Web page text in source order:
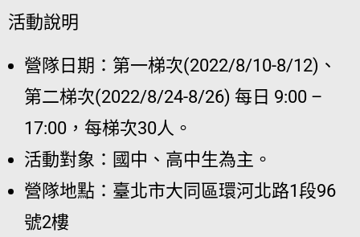
活動說明
營隊日期：第一梯次(2022/8/10-8/12)、
第二梯次(2022/8/24-8/26) 每日 9:00 –
17:00，每梯次30人。
活動對象：國中、高中生為主。
營隊地點：臺北市大同區環河北路1段96
號2樓